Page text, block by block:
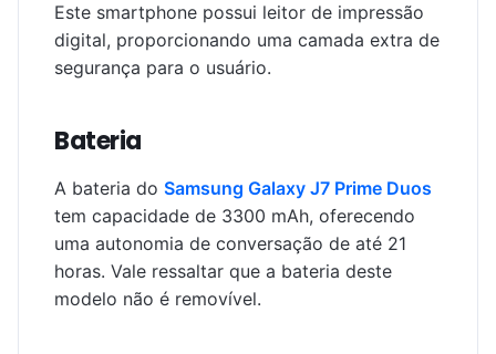
Este smartphone possui leitor de impressão
digital, proporcionando uma camada extra de
segurança para o usuário.
Bateria
A bateria do Samsung Galaxy J7 Prime Duos
tem capacidade de 3300 mAh, oferecendo
uma autonomia de conversação de até 21
horas. Vale ressaltar que a bateria deste
modelo não é removível.